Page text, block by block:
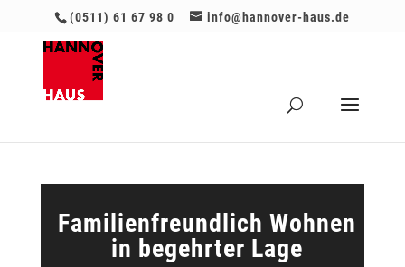
(0511) 61 67 98 0 info@hannover-haus.de
Familienfreundlich Wohnen
in begehrter Lage